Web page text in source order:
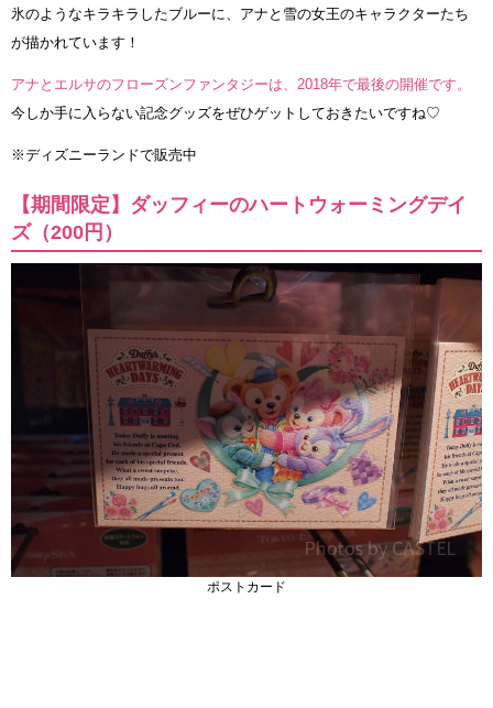
氷のようなキラキラしたブルーに、アナと雪の女王のキャラクターたち
が描かれています！
アナとエルサのフローズンファンタジーは、2018年で最後の開催です。
今しか手に入らない記念グッズをぜひゲットしておきたいですね♡
※ディズニーランドで販売中
【期間限定】ダッフィーのハートウォーミングデイ
ズ（200円）
ポストカード